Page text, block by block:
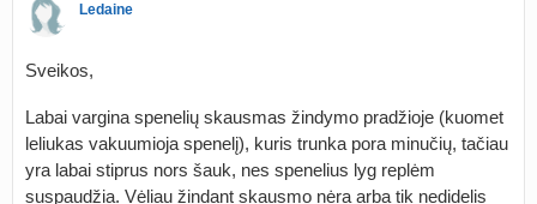
Ledaine
Sveikos,
Labai vargina spenelių skausmas žindymo pradžioje (kuomet
leliukas vakuumioja spenelį), kuris trunka pora minučių, tačiau
yra labai stiprus nors šauk, nes spenelius lyg replėm
suspaudžia. Vėliau žindant skausmo nėra arba tik nedidelis